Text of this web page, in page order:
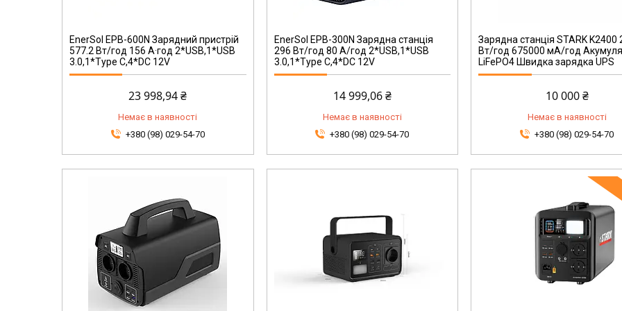
EnerSol EPB-600N Зарядний пристрій
577.2 Вт/год 156 А·год 2*USB,1*USB
3.0,1*Type C,4*DC 12V
23 998,94 ₴
Немає в наявності
+380 (98) 029-54-70
EnerSol EPB-300N Зарядна станція
296 Вт/год 80 А/год 2*USB,1*USB
3.0,1*Type C,4*DC 12V
14 999,06 ₴
Немає в наявності
+380 (98) 029-54-70
Зарядна станція STARK K2400
Вт/год 675000 мА/год
LiFePO4 Швидка зарядка UPS
10 000 ₴
Немає в наявності
+380 (98) 029-54-70
241000192